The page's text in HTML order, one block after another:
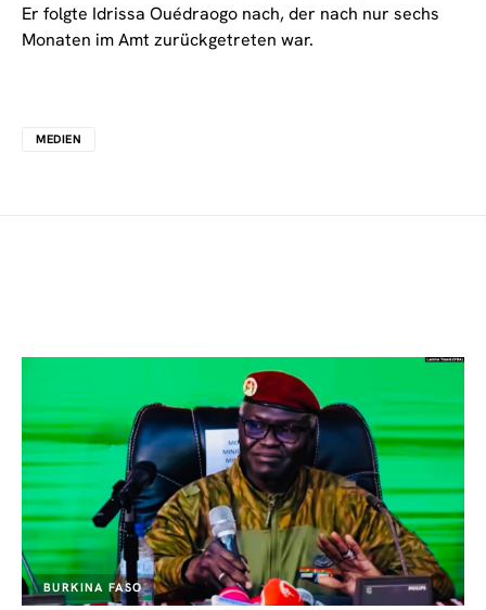
Er folgte Idrissa Ouédraogo nach, der nach nur sechs
Monaten im Amt zurückgetreten war.
MEDIEN
BURKINA FASO